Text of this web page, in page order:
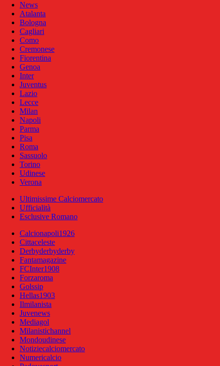
News
Atalanta
Bologna
Cagliari
Como
Cremonese
Fiorentina
Genoa
Inter
Juventus
Lazio
Lecce
Milan
Napoli
Parma
Pisa
Roma
Sassuolo
Torino
Udinese
Verona
Ultimissime Calciomercato
Ufficialità
Esclusive Romano
Calcionapoli1926
Cittaceleste
Derbyderbyderby
Fantamagazine
FCInter1908
Forzaroma
Golssip
Hellas1903
Ilmilanista
Juvenews
Mediagol
Milanistichannel
Mondoudinese
Notiziecalciomercato
Numericalcio